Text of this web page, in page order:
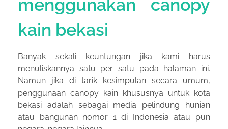
menggunakan canopy
kain bekasi
Banyak sekali keuntungan jika kami harus
menuliskannya satu per satu pada halaman ini.
Namun jika di tarik kesimpulan secara umum,
penggunaan canopy kain khususnya untuk kota
bekasi adalah sebagai media pelindung hunian
atau bangunan nomor 1 di Indonesia atau pun